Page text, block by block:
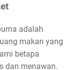
adalah
makan yang
betapa
dan menawan.